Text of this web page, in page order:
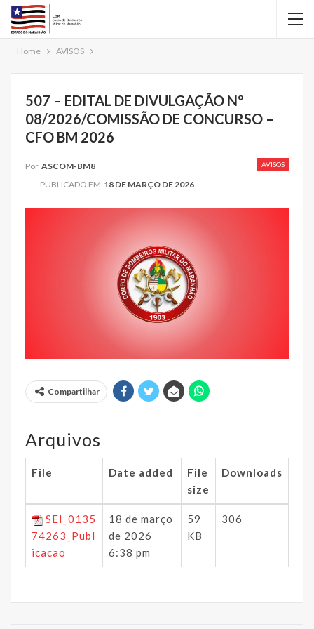
Home AVISOS
507 – EDITAL DE DIVULGAÇÃO Nº
08/2026/COMISSÃO DE CONCURSO –
CFO BM 2026
AVISOS
Por ASCOM-BM8
PUBLICADO EM 18 DE MARÇO DE 2026
Compartilhar
Arquivos
File Date added
File
size
Downloads
SEI_0135
74263_Publ
icacao
18 de março
de 2026
6:38 pm
59
KB
306